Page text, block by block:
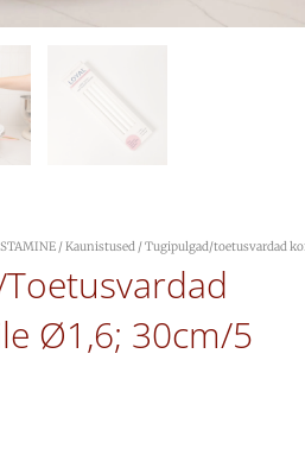
/Kaunistused / Tugipulgad/toetusvardad
Ø1,6; 30cm/5